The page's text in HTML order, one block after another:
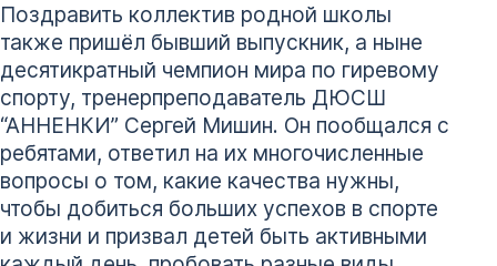
Поздравить коллектив родной школы
также пришёл бывший выпускник, а ныне
десятикратный чемпион мира по гиревому
спорту, тренер­преподаватель ДЮСШ
“АННЕНКИ” Сергей Мишин. Он пообщался с
ребятами, ответил на их многочисленные
вопросы о том, какие качества нужны,
чтобы добиться больших успехов в спорте
и жизни и призвал детей быть активными